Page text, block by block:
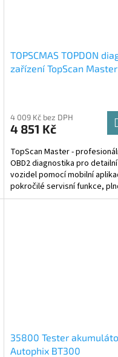
TOPSCMAS TOPDON
zařízení TopScan Master
4 009 Kč bez DPH
4 851 Kč
TopScan Master -
OBD2 diagnostika pro
vozidel pomocí mobilní
pokročilé servisní funkce,
diagnostiku...
35800 Tester
Autophix BT300